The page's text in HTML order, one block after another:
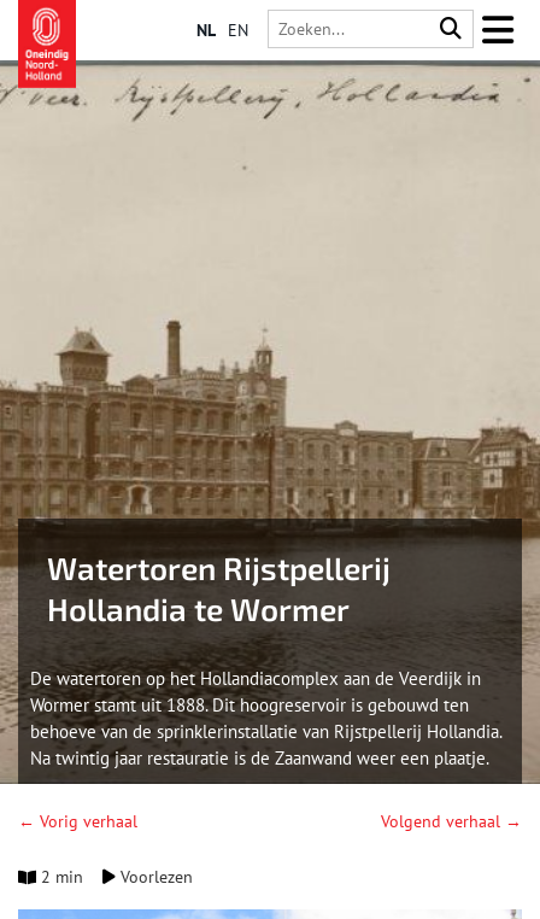
NL EN
Watertoren Rijstpellerij
Hollandia te Wormer
De watertoren op het Hollandiacomplex aan de Veerdijk in
Wormer stamt uit 1888. Dit hoogreservoir is gebouwd ten
behoeve van de sprinklerinstallatie van Rijstpellerij Hollandia.
Na twintig jaar restauratie is de Zaanwand weer een plaatje.
← Vorig verhaal Volgend verhaal →
2 min Voorlezen